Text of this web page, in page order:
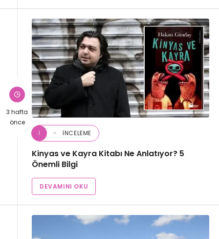
3 hafta
önce
İ İNCELEME
Kinyas ve Kayra Kitabı Ne Anlatıyor? 5
Önemli Bilgi
DEVAMINI OKU